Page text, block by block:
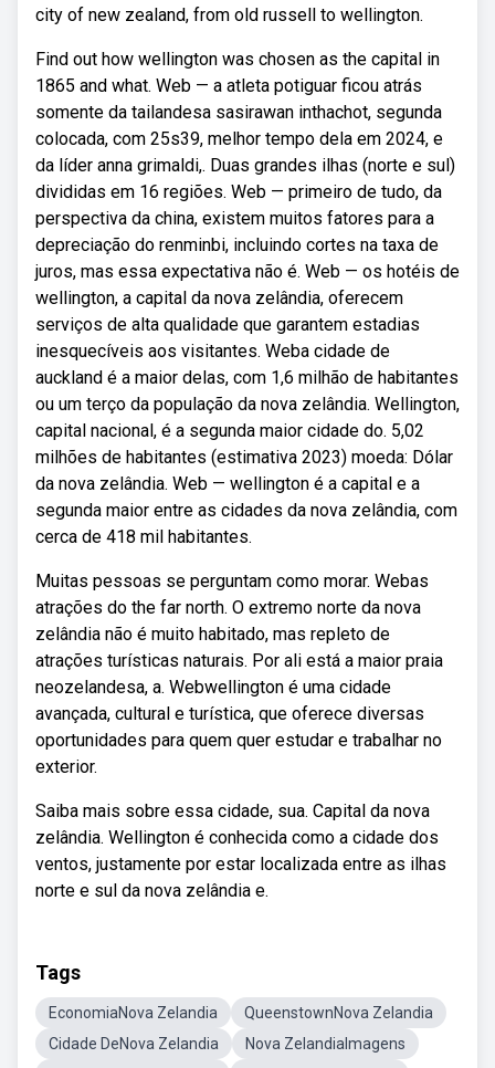
city of new zealand, from old russell to wellington.
Find out how wellington was chosen as the capital in
1865 and what. Web — a atleta potiguar ficou atrás
somente da tailandesa sasirawan inthachot, segunda
colocada, com 25s39, melhor tempo dela em 2024, e
da líder anna grimaldi,. Duas grandes ilhas (norte e sul)
divididas em 16 regiões. Web — primeiro de tudo, da
perspectiva da china, existem muitos fatores para a
depreciação do renminbi, incluindo cortes na taxa de
juros, mas essa expectativa não é. Web — os hotéis de
wellington, a capital da nova zelândia, oferecem
serviços de alta qualidade que garantem estadias
inesquecíveis aos visitantes. Weba cidade de
auckland é a maior delas, com 1,6 milhão de habitantes
ou um terço da população da nova zelândia. Wellington,
capital nacional, é a segunda maior cidade do. 5,02
milhões de habitantes (estimativa 2023) moeda: Dólar
da nova zelândia. Web — wellington é a capital e a
segunda maior entre as cidades da nova zelândia, com
cerca de 418 mil habitantes.
Muitas pessoas se perguntam como morar. Webas
atrações do the far north. O extremo norte da nova
zelândia não é muito habitado, mas repleto de
atrações turísticas naturais. Por ali está a maior praia
neozelandesa, a. Webwellington é uma cidade
avançada, cultural e turística, que oferece diversas
oportunidades para quem quer estudar e trabalhar no
exterior.
Saiba mais sobre essa cidade, sua. Capital da nova
zelândia. Wellington é conhecida como a cidade dos
ventos, justamente por estar localizada entre as ilhas
norte e sul da nova zelândia e.
Tags
EconomiaNova Zelandia
QueenstownNova Zelandia
Cidade DeNova Zelandia
Nova ZelandiaImagens